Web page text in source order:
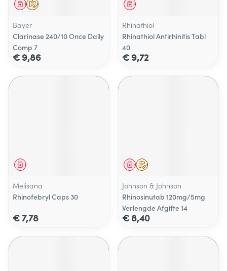
Op voorschrift
Geneesmiddel
Bayer
Clarinase 240/10 Once Daily
Comp 7
€ 9,86
Geneesmiddel
Rhinathiol
Rhinathiol Antirhinitis Tabl
40
€ 9,72
Geneesmiddel
Melisana
Rhinofebryl Caps 30
€ 7,78
Op voorschrift
Geneesmiddel
Johnson & Johnson
Rhinosinutab 120mg/5mg
Verlengde Afgifte 14
€ 8,40